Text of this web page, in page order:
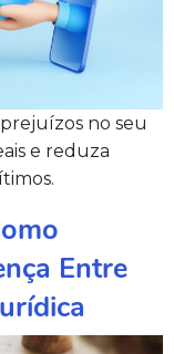
no seu
e reduza
Entre